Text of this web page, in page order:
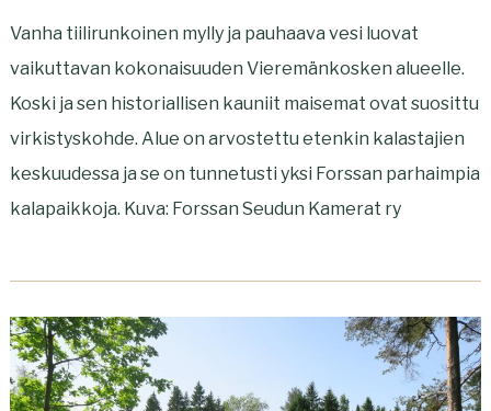
Vanha tiilirunkoinen mylly ja pauhaava vesi luovat
vaikuttavan kokonaisuuden Vieremänkosken alueelle.
Koski ja sen historiallisen kauniit maisemat ovat suosittu
virkistyskohde. Alue on arvostettu etenkin kalastajien
keskuudessa ja se on tunnetusti yksi Forssan parhaimpia
kalapaikkoja. Kuva: Forssan Seudun Kamerat ry